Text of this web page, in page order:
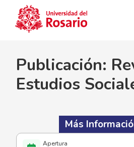
Publicación:
Estudios
Más